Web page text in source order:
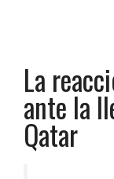
La
ante la
Qatar